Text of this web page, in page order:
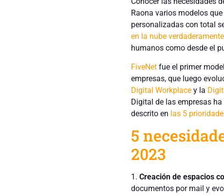
Raona varios modelos
personalizadas con total
en la nube
humanos como desde el
FiveNetfue el primer
empresas, que luego
Digital Workplacey la
Digital de las empresas
descrito en las 5
5
2023
1. Creación de espacios
documentos por mail y